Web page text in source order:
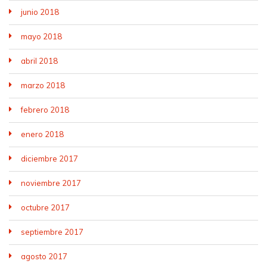
junio 2018
mayo 2018
abril 2018
marzo 2018
febrero 2018
enero 2018
diciembre 2017
noviembre 2017
octubre 2017
septiembre 2017
agosto 2017